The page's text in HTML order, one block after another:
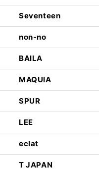
Seventeen
non-no
BAILA
MAQUIA
SPUR
LEE
eclat
T JAPAN